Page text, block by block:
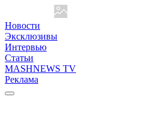
Новости
Эксклюзивы
Интервью
Статьи
MASHNEWS TV
Реклама